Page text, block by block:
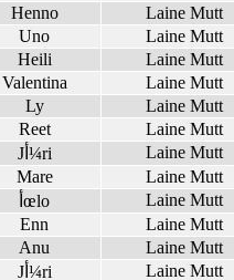
Henno
Laine Mutt
Uno
Laine Mutt
Heili
Laine Mutt
Valentina
Laine Mutt
Ly
Laine Mutt
Reet
Laine Mutt
Jأ¼ri
Laine Mutt
Mare
Laine Mutt
أœlo
Laine Mutt
Enn
Laine Mutt
Anu
Laine Mutt
Jأ¼ri
Laine Mutt